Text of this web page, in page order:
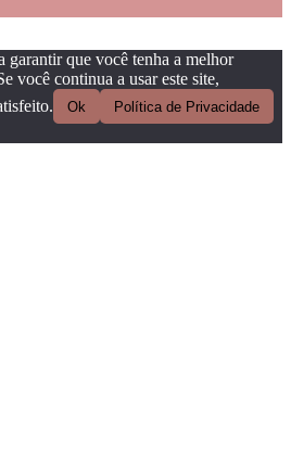
garantir que você tenha a melhor
você continua a usar este site,
Ok Política de Privacidade